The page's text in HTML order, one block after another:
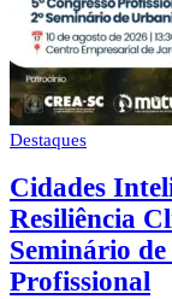
Destaques
Cidades
Resiliência
Seminário
Profissional